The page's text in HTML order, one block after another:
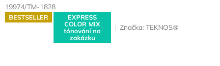
19974/TM-1828
BESTSELLER
EXPRESS
COLOR MIX
tónování na
zakázku
Značka: TEKNOS®